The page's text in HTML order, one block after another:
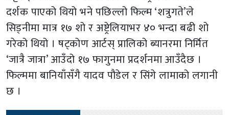
दर्शक पाएको थियो भने पछिल्लो फिल्म ‘शत्रुगते’ले
सिड्नीमा मात्र १७ शो र अष्ट्रेलियाभर ४० भन्दा बढी शो
गरेको थियो । षट्कोण आर्टस् प्रालिको ब्यानरमा निर्मित
‘जात्रै जात्रा’ आउँदो १७ फागुनमा प्रदर्शनमा आउँदैछ ।
फिल्ममा बानियाँसँगै यादव पौडेल र सिंगे लामाको लगानी
छ ।